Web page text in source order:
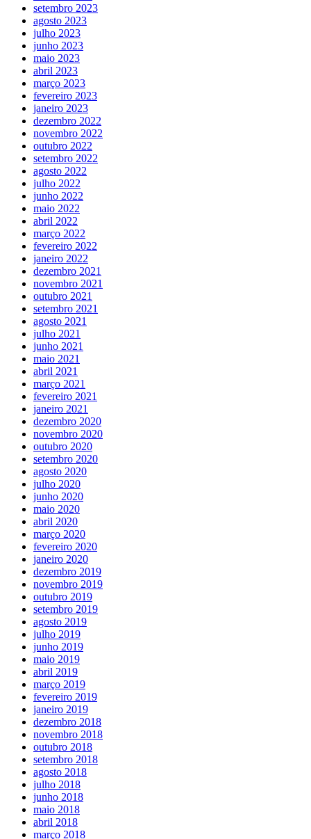
setembro 2023
agosto 2023
julho 2023
junho 2023
maio 2023
abril 2023
março 2023
fevereiro 2023
janeiro 2023
dezembro 2022
novembro 2022
outubro 2022
setembro 2022
agosto 2022
julho 2022
junho 2022
maio 2022
abril 2022
março 2022
fevereiro 2022
janeiro 2022
dezembro 2021
novembro 2021
outubro 2021
setembro 2021
agosto 2021
julho 2021
junho 2021
maio 2021
abril 2021
março 2021
fevereiro 2021
janeiro 2021
dezembro 2020
novembro 2020
outubro 2020
setembro 2020
agosto 2020
julho 2020
junho 2020
maio 2020
abril 2020
março 2020
fevereiro 2020
janeiro 2020
dezembro 2019
novembro 2019
outubro 2019
setembro 2019
agosto 2019
julho 2019
junho 2019
maio 2019
abril 2019
março 2019
fevereiro 2019
janeiro 2019
dezembro 2018
novembro 2018
outubro 2018
setembro 2018
agosto 2018
julho 2018
junho 2018
maio 2018
abril 2018
março 2018